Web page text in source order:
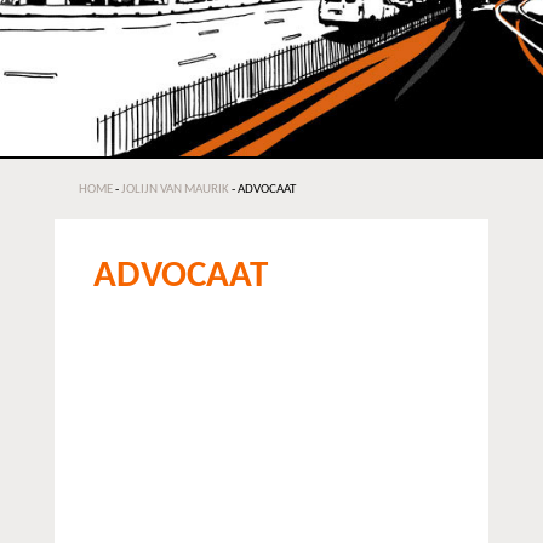
HOME-JOLIJN VAN MAURIK-ADVOCAAT
ADVOCAAT